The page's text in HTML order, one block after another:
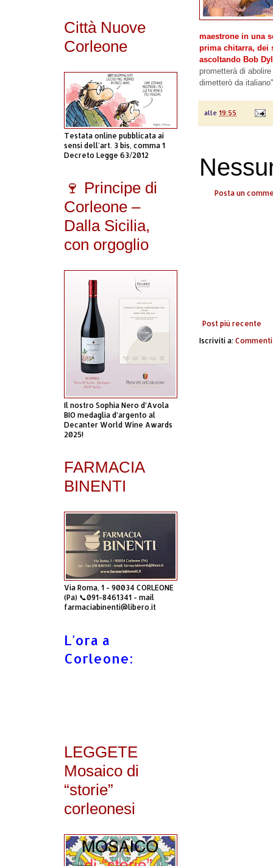
maestrone in una
prima chitarra, dei
ascoltando Bob
prometterà di
dimetterò da
alle 19:55
Posta un
Post più recente
Iscriviti a:
Città Nuove
Corleone
Testata online pubblicata ai
sensi dell'art. 3 bis, comma 1
Decreto Legge 63/2012
🍷 Principe di
Corleone –
Dalla Sicilia,
con orgoglio
Il nostro Sophia Nero d’Avola
BIO medaglia d’argento al
Decanter World Wine Awards
2025!
FARMACIA
BINENTI
Via Roma, 1 - 90034 CORLEONE
(Pa) 📞091-8461341 - mail
farmaciabinenti@libero.it
L'ora a
Corleone:
LEGGETE
Mosaico di
“storie”
corleonesi